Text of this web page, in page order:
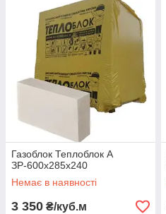
Газоблок Теплоблок А
ЗР-600х285х240
Немає в наявності
3 350 ₴/куб.м